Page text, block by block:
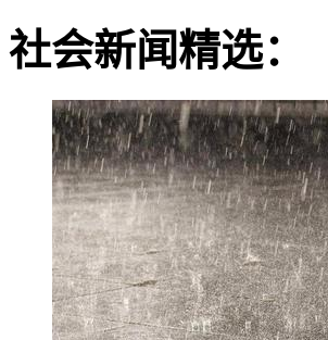
社会新闻精选：